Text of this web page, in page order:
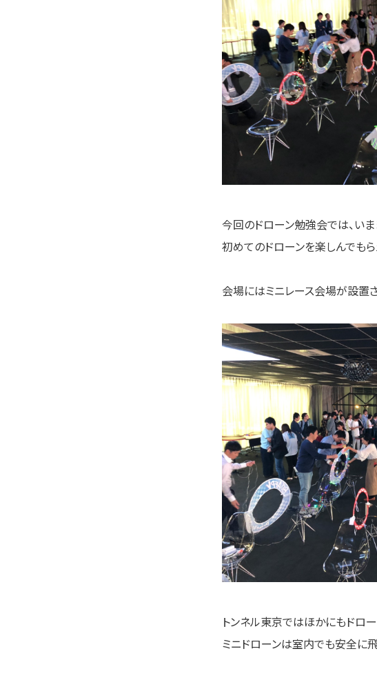
今回のドローン勉強会では、い
初めてのドローンを楽しんでもら
会場にはミニレース会場が設置
トンネル東京ではほかにもドロ
ミニドローンは室内でも安全に